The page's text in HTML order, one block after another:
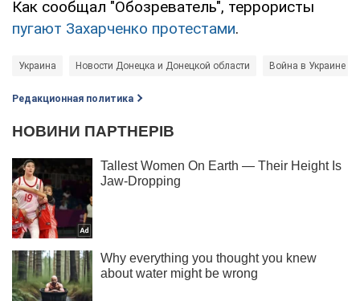
Как сообщал "Обозреватель", террористы
пугают Захарченко протестами.
Украина Новости Донецка и Донецкой области Война в Украине
Редакционная политика